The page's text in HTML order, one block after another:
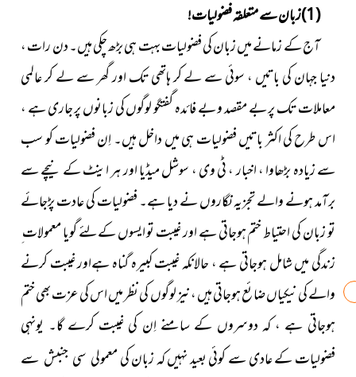
(1)زبان سے متعلقہ فضولیات!
آج کے زمانے میں زبان کی فضولیات بہت ہی بڑھ چکی ہیں۔ دن رات ،
دنیا جہان کی باتیں ، سوئی سے لے کر ہاتھی تک اور گھر سے لے کر عالمی
معاملات تک پر بے مقصد و بے فائدہ گفتگو لوگوں کی زبانوں پر جاری ہے ،
اس طرح کی اکثر باتیں فضولیات ہی میں داخل ہیں۔ اِن فضولیات کو سب
سے زیادہ بڑھاوا ، اخبار ، ٹی وی ، سوشل میڈیا اور ہر اینٹ کے نیچے سے
برآمد ہونے والے تجزیہ نگاروں نے دیا ہے۔ فضولیات کی عادت پڑجائے
تو زبان کی احتیاط ختم ہوجاتی ہے اور غیبت تو ایسوں کےلئے گویا معمولات ِ
زندگی میں شامل ہوجاتی ہے ، حالانکہ غیبت کبیرہ گناہ ہےاور غیبت کرنے
والے کی نیکیاں ضائع ہوجاتی ہیں ، نیز لوگوں کی نظر میں اس کی عزت بھی ختم
ہوجاتی ہے ، کہ دوسروں کے سامنے اِن کی غیبت کرے گا۔ یونہی
فضولیات کے عادی سے کوئی بعید نہیں کہ زبان کیمعمولی سی جنبش سے